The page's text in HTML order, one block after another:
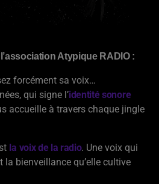
Atypique RADIO :
forcément sa voix…
qui signe l’identité sonore
accueille à travers chaque jingle
la voix de la radio. Une voix qui
la bienveillance qu’elle cultive